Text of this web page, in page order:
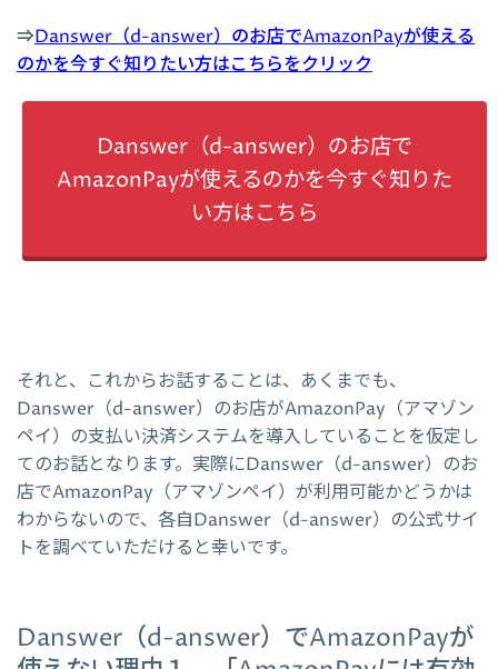
⇒Danswer（d-answer）のお店でAmazonPayが使える
のかを今すぐ知りたい方はこちらをクリック
Danswer（d-answer）のお店で
AmazonPayが使えるのかを今すぐ知りた
い方はこちら
それと、これからお話することは、あくまでも、
Danswer（d-answer）のお店がAmazonPay（アマゾン
ペイ）の支払い決済システムを導入していることを仮定し
てのお話となります。実際にDanswer（d-answer）のお
店でAmazonPay（アマゾンペイ）が利用可能かどうかは
わからないので、各自Danswer（d-answer）の公式サイ
トを調べていただけると幸いです。
Danswer（d-answer）でAmazonPayが